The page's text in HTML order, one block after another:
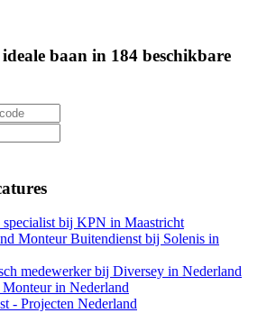
baan in 184 beschikbare
specialist bij KPN in Maastricht
Monteur Buitendienst bij Solenis in
medewerker bij Diversey in Nederland
Monteur in Nederland
- Projecten Nederland